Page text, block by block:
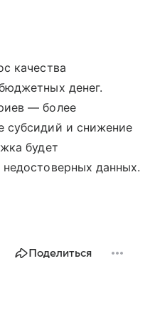
качества
денег.
— более
субсидий и снижение
будет
недостоверных данных.
Поделиться